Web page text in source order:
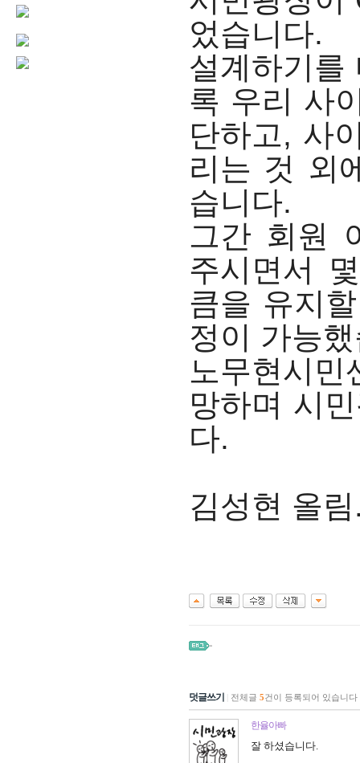
었습니다.
설계하기를
록 우리 사
단하고, 사
리는 것 외
습니다.
그간 회원
주시면서
큼을 유지
정이 가능
노무현시민
망하며 시
다.
김성현 올
덧글쓰기 전체글 5건이 등록되어 있습니다
한율아빠
잘 하셨습니다.